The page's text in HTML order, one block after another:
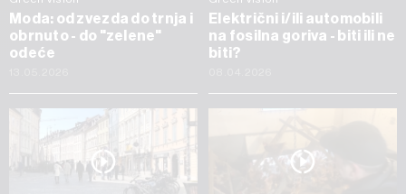
Moda: od zvezda do trnja i
obrnuto - do "zelene"
odeće
Električni i/ili automobili
na fosilna goriva - biti ili ne
biti?